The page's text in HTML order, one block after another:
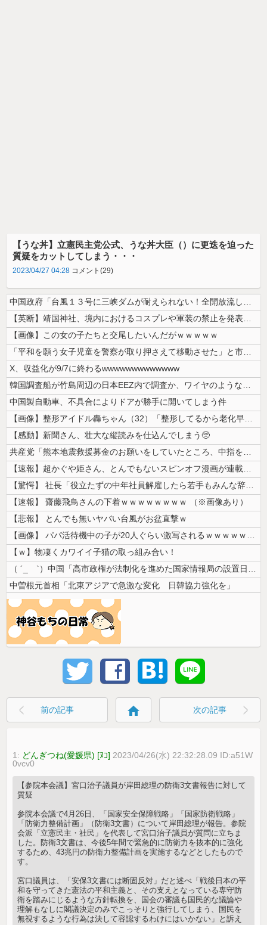
【うな丼】立憲民主党公式、うな丼大臣（）に更迭を迫った
質疑をカットしてしまう・・・
2023/04/27 04:28 コメント(29)
中国政府「台風１３号に三峡ダムが耐えられない！全開放流しろ！」⇒ 下流...
【英断】靖国神社、境内におけるコスプレや軍装の禁止を発表「厳粛で神聖な...
【画像】この女の子たちと交尾したいんだがｗｗｗｗｗ
「平和を願う女子児童を警察が取り押さえて移動させた」と市民団体が告発、...
X、収益化が9/7に終わるwwwwwwwwwwwww
韓国調査船が竹島周辺の日本EEZ内で調査か、ワイヤのようなもの海中に投...
中国製自動車、不具合によりドアが勝手に開いてしまう件
【画像】整形アイドル轟ちゃん（32）「整形してるから老化早い」の声に7...
【感動】新聞さん、壮大な縦読みを仕込んでしまう🥺
共産党「熊本地震救援募金のお願いをしていたところ、中指を立てられました...
【速報】超かぐや姫さん、とんでもないスピンオフ漫画が連載決定ｗｗｗｗｗ...
【驚愕】 社長「役立たずの中年社員解雇したら若手もみんな辞めてしまった...
【速報】 齋藤飛鳥さんの下着ｗｗｗｗｗｗｗｗ （※画像あり）
【悲報】 とんでも無いヤバい台風がお盆直撃ｗ
【画像】 パパ活待機中の子が20人ぐらい激写されるｗｗｗｗｗｗｗｗｗｗ...
【ｗ】物凄くカワイイ子猫の取っ組み合い！
（ ´_ゝ`）中国「高市政権が法制化を進めた国家情報局の設置日が7月3...
中曽根元首相「北東アジアで急激な変化 日韓協力強化を」
前の記事 home 次の記事
1: どんぎつね(愛媛県) [ﾇｺ] 2023/04/26(水) 22:32:28.09 ID:a51W
0vcv0
【参院本会議】宮口治子議員が岸田総理の防衛3文書報告に対して
質疑
参院本会議で4月26日、「国家安全保障戦略」「国家防衛戦略」
「防衛力整備計画」（防衛3文書）について岸田総理が報告。参院
会派「立憲民主・社民」を代表して宮口治子議員が質問に立ちま
した。防衛3文書は、今後5年間で緊急的に防衛力を抜本的に強化
するため、43兆円の防衛力整備計画を実施するなどとしたもので
す。
宮口議員は、「安保3文書には断固反対」だと述べ「戦後日本の平
和を守ってきた憲法の平和主義と、その支えとなっている専守防
衛を踏みにじるような方針転換を、国会の審議も国民的な議論や
理解もなしに閣議決定のみでこっそりと強行してしまう、国民を
無視するような行為は決して容認するわけにはいかない」と訴え